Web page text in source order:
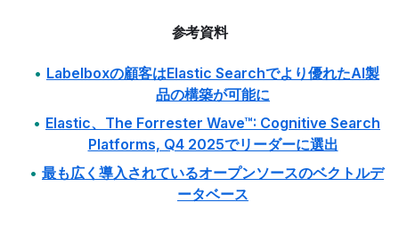
参考資料
Labelboxの顧客はElastic Searchでより優れたAI製
品の構築が可能に
Elastic、The Forrester Wave™: Cognitive Search
Platforms, Q4 2025でリーダーに選出
最も広く導入されているオープンソースのベクトルデ
ータベース